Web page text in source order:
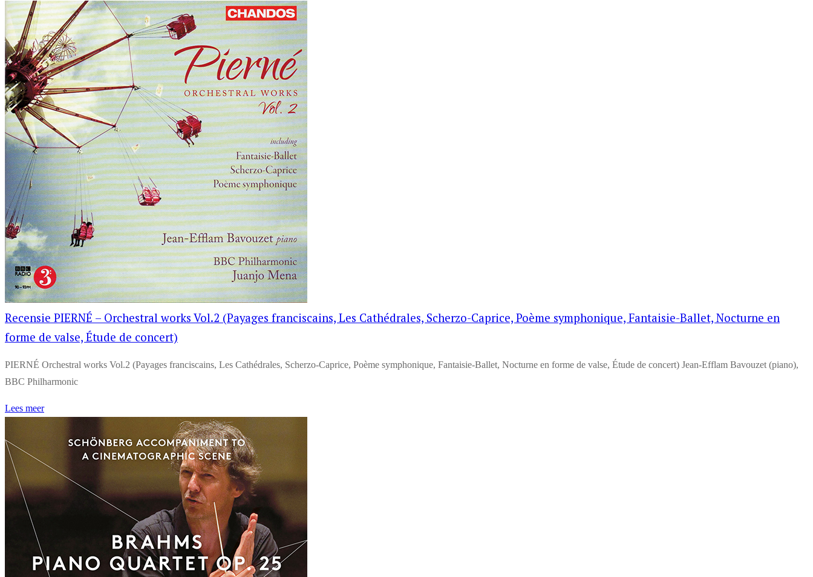
Recensie PIERNÉ – Orchestral works Vol.2 (Payages franciscains, Les Cathédrales, Scherzo-Caprice, Poème symphonique, Fantaisie-Ballet, Nocturne en
forme de valse, Étude de concert)
PIERNÉ Orchestral works Vol.2 (Payages franciscains, Les Cathédrales, Scherzo-Caprice, Poème symphonique, Fantaisie-Ballet, Nocturne en forme de valse, Étude de concert) Jean-Efflam Bavouzet (piano),
BBC Philharmonic
Lees meer